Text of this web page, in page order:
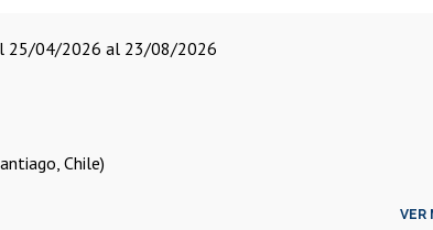
25/04/2026 al 23/08/2026
Chile)
VER